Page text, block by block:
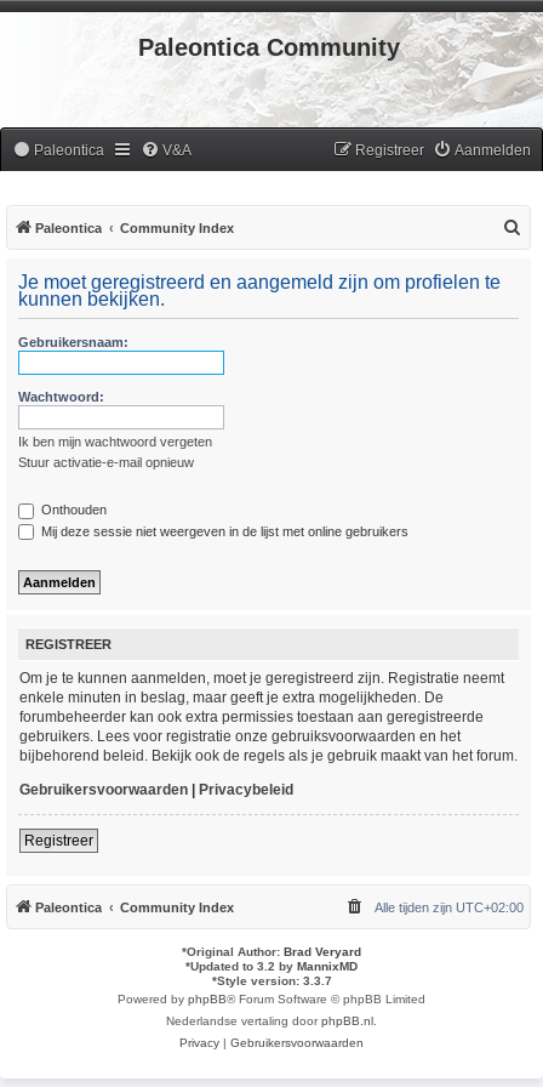
Paleontica Community
Paleontica V&A Aanmelden
Registreer
Paleontica Community Index
Je moet geregistreerd en aangemeld zijn om profielen te
kunnen bekijken.
Gebruikersnaam:
Wachtwoord:
Ik ben mijn wachtwoord vergeten
Stuur activatie-e-mail opnieuw
Onthouden
Mij deze sessie niet weergeven in de lijst met online gebruikers
REGISTREER
Om je te kunnen aanmelden, moet je geregistreerd zijn. Registratie neemt
enkele minuten in beslag, maar geeft je extra mogelijkheden. De
forumbeheerder kan ook extra permissies toestaan aan geregistreerde
gebruikers. Lees voor registratie onze gebruiksvoorwaarden en het
bijbehorend beleid. Bekijk ook de regels als je gebruik maakt van het forum.
Gebruikersvoorwaarden | Privacybeleid
Registreer
Paleontica Community Index Alle tijden zijn UTC+02:00
*Original Author: Brad Veryard
*Updated to 3.2 by MannixMD
*Style version: 3.3.7
Powered by phpBB® Forum Software © phpBB Limited
Nederlandse vertaling doorphpBB.nl
Privacy | Gebruikersvoorwaarden